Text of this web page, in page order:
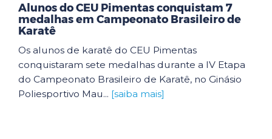
Alunos do CEU Pimentas conquistam 7
medalhas em Campeonato Brasileiro de
Karatê
Os alunos de karatê do CEU Pimentas
conquistaram sete medalhas durante a IV Etapa
do Campeonato Brasileiro de Karatê, no Ginásio
Poliesportivo Mau... [saiba mais]